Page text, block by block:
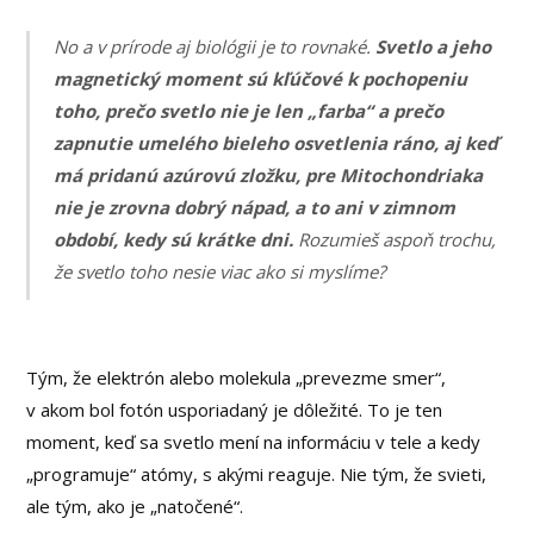
No a v prírode aj biológii je to rovnaké. Svetlo a jeho
magnetický moment sú kľúčové k pochopeniu
toho, prečo svetlo nie je len „farba“ a prečo
zapnutie umelého bieleho osvetlenia ráno, aj keď
má pridanú azúrovú zložku, pre Mitochondriaka
nie je zrovna dobrý nápad, a to ani v zimnom
období, kedy sú krátke dni. Rozumieš aspoň trochu,
že svetlo toho nesie viac ako si myslíme?
Tým, že elektrón alebo molekula „prevezme smer“,
v akom bol fotón usporiadaný je dôležité. To je ten
moment, keď sa svetlo mení na informáciu v tele a kedy
„programuje“ atómy, s akými reaguje. Nie tým, že svieti,
ale tým, ako je „natočené“.